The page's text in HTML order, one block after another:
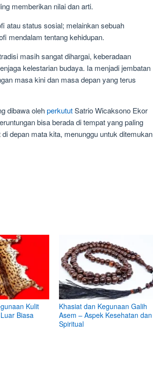
memberikan nilai dan arti.
atau status sosial; melainkan sebuah
mendalam tentang kehidupan.
masih sangat dihargai, keberadaan
kelestarian budaya. Ia menjadi jembatan
masa kini dan masa depan yang terus
dibawa olehperkututSatrio Wicaksono Ekor
bisa berada di tempat yang paling
depan mata kita, menunggu untuk ditemukan
Kulit
Biasa
Khasiat dan Kegunaan Galih
Asem – Aspek Kesehatan dan
Spiritual